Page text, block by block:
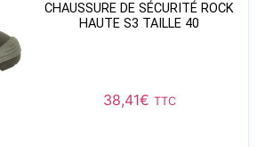
CHAUSSURE DE SÉCURITÉ ROCK
HAUTE S3 TAILLE 40
38,41€ TTC